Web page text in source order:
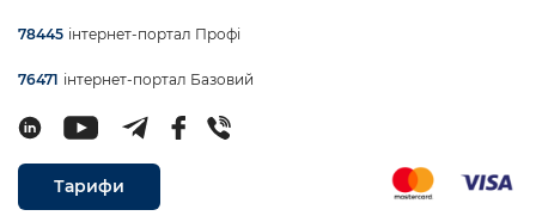
78445 інтернет-портал Профі
76471 інтернет-портал Базовий
Тарифи